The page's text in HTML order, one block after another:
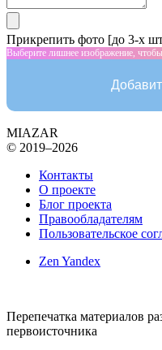
Прикрепить фото [до 3-х
Выберите лишнее изображение,
MIAZAR
© 2019–2026
Контакты
О проекте
Блог проекта
Правообладателям
Пользовательское
Zen Yandex
Перепечатка материалов
первоисточника